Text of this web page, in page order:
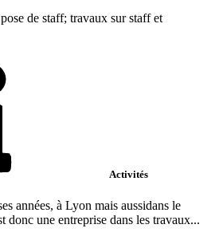
de staff; travaux sur staff et
Activités
années, à Lyon mais aussidans le
donc une entreprise dans les travaux...